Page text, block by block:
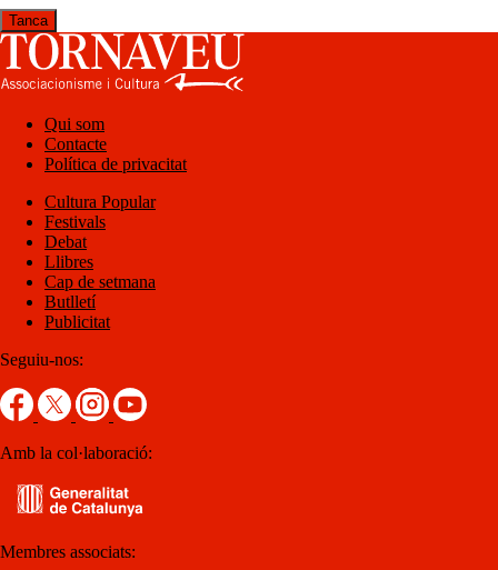
Tanca
Qui som
Contacte
Política de privacitat
Cultura Popular
Festivals
Debat
Llibres
Cap de setmana
Butlletí
Publicitat
Seguiu-nos:
Amb la col·laboració:
Membres associats: